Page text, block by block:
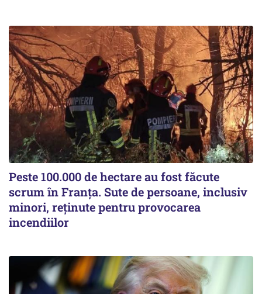
Peste 100.000 de hectare au fost făcute
scrum în Franța. Sute de persoane, inclusiv
minori, reținute pentru provocarea
incendiilor